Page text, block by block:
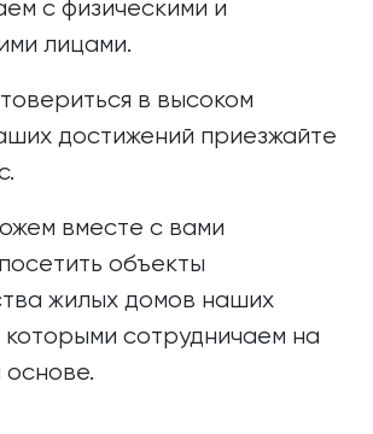
с физическими и
лицами.
в высоком
достижений приезжайте
вместе с вами
объекты
жилых домов наших
которыми сотрудничаем на
основе.